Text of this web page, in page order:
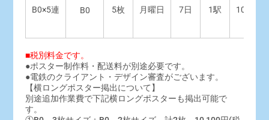
B0×5連 B0 5枚 月曜日 7日 1駅 108,000
■税別料金です。
●ポスター制作料・配送料が別途必要です。
●電鉄のクライアント・デザイン審査がございます。
【横ロングポスター掲出について】
別途追加作業費で下記横ロングポスターも掲出可能で
す。